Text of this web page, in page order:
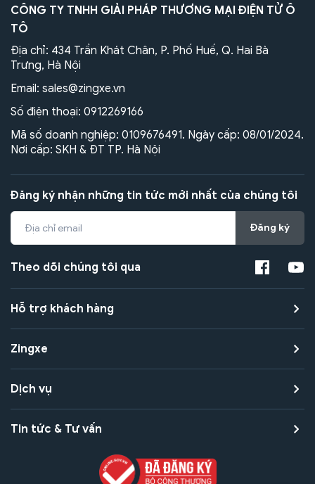
CÔNG TY TNHH GIẢI PHÁP THƯƠNG MẠI ĐIỆN TỬ Ô
TÔ
Địa chỉ: 434 Trần Khát Chân, P. Phố Huế, Q. Hai Bà
Trưng, Hà Nội
Email: sales@zingxe.vn
Số điện thoại: 0912269166
Mã số doanh nghiệp: 0109676491. Ngày cấp: 08/01/2024.
Nơi cấp: SKH & ĐT TP. Hà Nội
Đăng ký nhận những tin tức mới nhất của chúng tôi
Đăng ký
Theo dõi chúng tôi qua
Hỗ trợ khách hàng
Zingxe
Dịch vụ
Tin tức & Tư vấn